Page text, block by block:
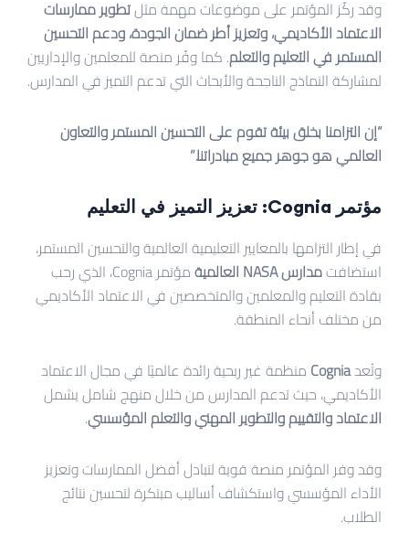
وقد ركّز المؤتمر على موضوعات مهمة مثلتطوير ممارسات
الاعتماد الأكاديمي، وتعزيز أطر ضمان الجودة، ودعم التحسين
المستمر في التعليم والتعلم. كما وفّر منصة للمعلمين والإداريين
لمشاركة النماذج الناجحة والأبحاث التي تدعم التميز في المدارس.
“إن التزامنا بخلق بيئة تقوم على التحسين المستمر والتعاون
العالمي هو جوهر جميع مبادراتنا.”
مؤتمر Cognia: تعزيز التميز في التعليم
في إطار التزامها بالمعايير التعليمية العالمية والتحسين المستمر،
استضافتمدارس NASA العالمية
مؤتمر Cognia، الذي رحب
بقادة التعليم والمعلمين والمتخصصين في الاعتماد الأكاديمي
من مختلف أنحاء المنطقة.
وتُعدCognia منظمة غير ربحية رائدة عالميًا في مجال الاعتماد
الأكاديمي، حيث تدعم المدارس من خلال منهج شامل يشمل
الاعتماد والتقييم والتطوير المهني والتعلم المؤسسي.
وقد وفر المؤتمر منصة قوية لتبادل أفضل الممارسات وتعزيز
الأداء المؤسسي واستكشاف أساليب مبتكرة لتحسين نتائج
الطلاب.